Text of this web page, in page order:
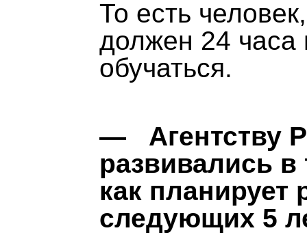
То есть
должен 24 часа
обучаться.
— Агентству
развивались в
как планирует
следующих 5